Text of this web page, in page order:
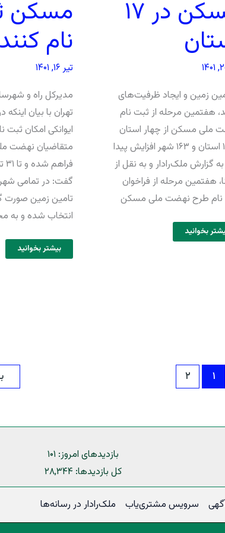
مسکن در ۱۷
زمین و ایجاد ظرفیت‌های
هفتمین مرحله از ثبت نام
ملی مسکن از چهار استان
به ۱۷ استان و ۱۶۳ شهر افزایش پیدا
گزارش ملک‌رادار و به نقل از
هفتمین مرحله از فراخوان
نام طرح نهضت ملی مسکن
بخوانید
مسکن
نام کنند
تیر ۱۶, ۱۴۰۱
مدیرکل راه و
تهران با بیان
ایوانکی امکان ثبت
متقاضیان نهضت
گفت: در تمامی
تامین زمین صورت
انتخاب شده و
بیشتر بخوانید
۱ ۲
بازدیدهای امروز: ۱۰۱
کل بازدیدها: ۲۸,۳۴۴
سرویس مشتری‌یاب ملک‌رادار در رسانه‌ها